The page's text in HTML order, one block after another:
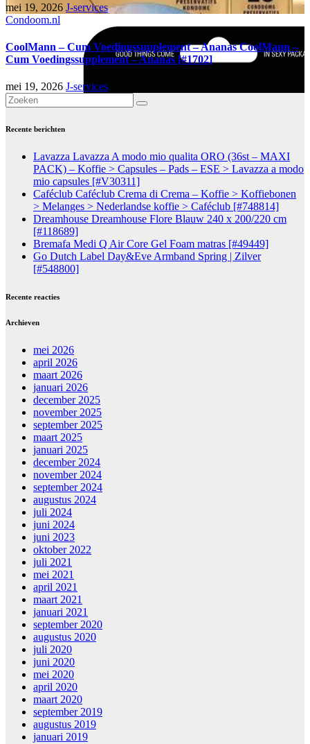
mei 19, 2026 J-services
Condoom.nl
CoolMann – Cum Voedingssupplement – Ananas CoolMann –
Cum Voedingssupplement – Ananas [#1702]
mei 19, 2026 J-services
Recente berichten
Lavazza Lavazza A modo mio qualita ORO (36st – MAXI
PACK) – Koffie > Capsules – Pads – ESE > Lavazza a modo
mio capsules [#V30311]
Caféclub Caféclub Crema di Crema – Koffie > Koffiebonen
> Melanges > Nederlandse koffie > Caféclub [#748814]
Dreamhouse Dreamhouse Flore Blauw 240 x 200/220 cm
[#118689]
Bremafa Medi Q Air Core Gel Foam matras [#49449]
Go Dutch Label Day&Eve Armband Spring | Zilver
[#548800]
Recente reacties
Archieven
mei 2026
april 2026
maart 2026
januari 2026
december 2025
november 2025
september 2025
maart 2025
januari 2025
december 2024
november 2024
september 2024
augustus 2024
juli 2024
juni 2024
juni 2023
oktober 2022
juli 2021
mei 2021
april 2021
maart 2021
januari 2021
september 2020
augustus 2020
juli 2020
juni 2020
mei 2020
april 2020
maart 2020
september 2019
augustus 2019
januari 2019